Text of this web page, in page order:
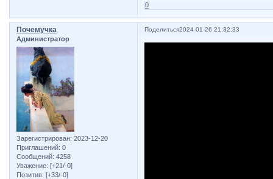
0
Поделиться2024-01-26 21:32:33
Почемучка
Администратор
Зарегистрирован: 2023-12-20
Приглашений: 0
Сообщений: 4258
Уважение: [+21/-0]
Позитив: [+33/-0]